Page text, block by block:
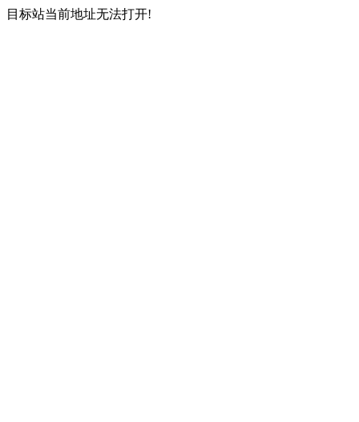
目标站当前地址无法打开!